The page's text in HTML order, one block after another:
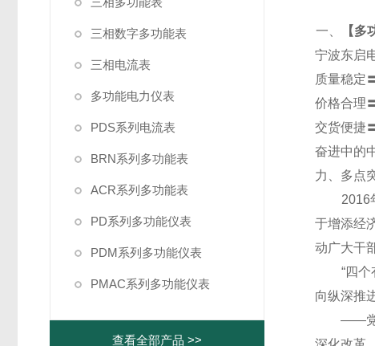
三相数字多功能表
三相电流表
多功能电力仪表
PDS系列电流表
BRN系列多功能表
ACR系列多功能表
PD系列多功能仪表
PDM系列多功能仪表
PMAC系列多功能仪表
查看全部产品 >>
一、 【多
宁波东启
质量稳定
价格合理
交货便捷
奋进中的
力、多点
2016
于增添经
动广大干
“四个有
向纵深推
——党政